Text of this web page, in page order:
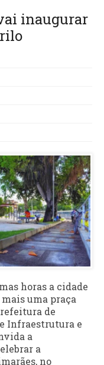
inaugurar
horas a cidade
uma praça
de
Infraestrutura e
a
a
no